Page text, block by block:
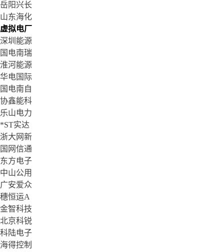
岳阳兴长
山东海化
虚拟电厂
深圳能源
国电南瑞
淮河能源
华电国际
国电南自
协鑫能科
乐山电力
*ST实达
浙大网新
国网信通
东方电子
中山公用
广安爱众
穗恒运A
金智科技
北京科锐
科陆电子
海得控制